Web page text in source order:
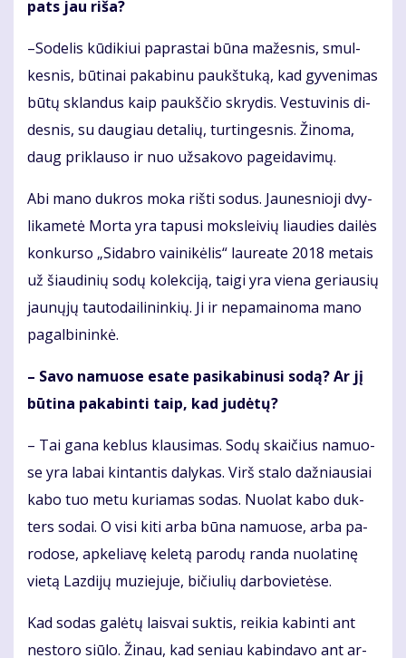
pats jau ri­ša?
–So­de­lis kū­di­kiui pa­pras­tai bū­na ma­žes­nis, smul­
kes­nis, bū­ti­nai pa­ka­bi­nu paukš­tu­ką, kad gy­ve­ni­mas
bū­tų sklan­dus kaip paukš­čio skry­dis. Ves­tu­vi­nis di­
des­nis, su dau­giau de­ta­lių, tur­tin­ges­nis. Ži­no­ma,
daug pri­klau­so ir nuo už­sa­ko­vo pa­gei­da­vi­mų.
Abi ma­no duk­ros mo­ka riš­ti so­dus. Jau­nes­nio­ji dvy­
li­ka­me­tė Mor­ta yra ta­pu­si moks­lei­vių liau­dies dai­lės
kon­kur­so „Si­dab­ro vai­ni­kė­lis“ lau­re­a­te 2018 me­tais
už šiau­di­nių so­dų ko­lek­ci­ją, tai­gi yra vie­na ge­riau­sių
jau­nų­jų tau­to­dai­li­nin­kių. Ji ir ne­pa­mai­no­ma ma­no
pa­gal­bi­nin­kė.
– Sa­vo na­muo­se esa­te pa­si­ka­bi­nu­si so­dą? Ar jį
bū­ti­na pa­ka­bin­ti taip, kad ju­dė­tų?
– Tai ga­na keb­lus klau­si­mas. So­dų skai­čius na­muo­
se yra la­bai kin­tan­tis da­ly­kas. Virš sta­lo daž­niau­siai
ka­bo tuo me­tu ku­ria­mas so­das. Nuo­lat ka­bo duk­
ters so­dai. O vi­si ki­ti ar­ba bū­na na­muo­se, ar­ba pa­
ro­do­se, ap­ke­lia­vę ke­le­tą pa­ro­dų ran­da nuo­la­ti­nę
vie­tą Laz­di­jų mu­zie­ju­je, bi­čiu­lių dar­bo­vie­tė­se.
Kad so­das ga­lė­tų lais­vai suk­tis, rei­kia ka­bin­ti ant
ne­sto­ro siū­lo. Ži­nau, kad se­niau ka­bin­da­vo ant ar­